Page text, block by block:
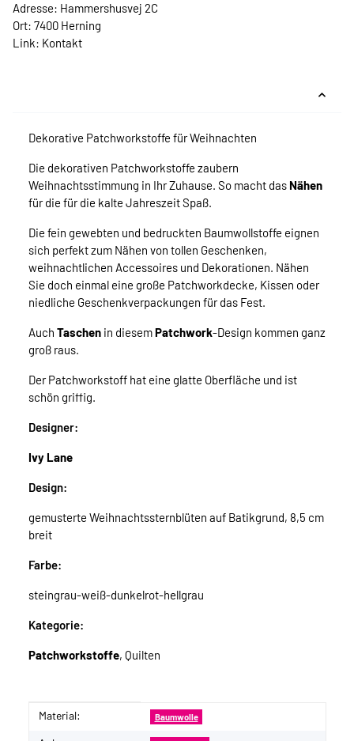
Adresse: Hammershusvej 2C
Ort: 7400 Herning
Link: Kontakt
Dekorative Patchworkstoffe für Weihnachten
Die dekorativen Patchworkstoffe zaubern
Weihnachtsstimmung in Ihr Zuhause. So macht das Nähen
für die für die kalte Jahreszeit Spaß.
Die fein gewebten und bedruckten Baumwollstoffe eignen
sich perfekt zum Nähen von tollen Geschenken,
weihnachtlichen Accessoires und Dekorationen. Nähen
Sie doch einmal eine große Patchworkdecke, Kissen oder
niedliche Geschenkverpackungen für das Fest.
Auch Taschen in diesemPatchwork-Design kommen ganz
groß raus.
Der Patchworkstoff hat eine glatte Oberfläche und ist
schön griffig.
Designer:
Ivy Lane
Design:
gemusterte Weihnachtssternblüten auf Batikgrund, 8,5 cm
breit
Farbe:
steingrau-weiß-dunkelrot-hellgrau
Kategorie:
Patchworkstoffe, Quilten
Produkteigenschaft
Wert
Material: Baumwolle